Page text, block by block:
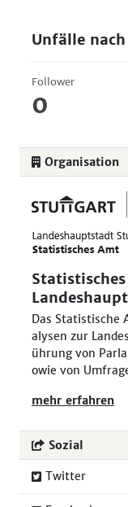
Unfälle
Follower
0
Organisation
Das Statistische
alysen zur
ührung von
owie von
mehr erfahren
Sozial
Twitter